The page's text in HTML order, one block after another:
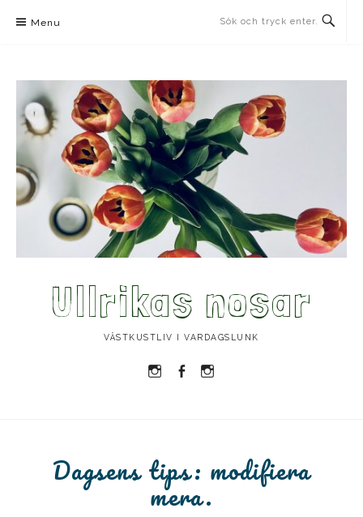
Menu
Ullrikas nosar
VÄSTKUSTLIV I VARDAGSLUNK
Instagram
Facebook
Dagsens tips: modifiera
mera.